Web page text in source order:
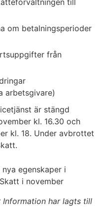
till
om betalningsperioder
från
arbetsgivare)
är stängd
kl. 16.30 och
kl. 18. Under avbrottet
egenskaper i
i november
Information har lagts till